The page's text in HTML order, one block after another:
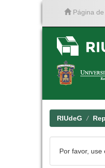
Página de
RIUdeG
Por favor,